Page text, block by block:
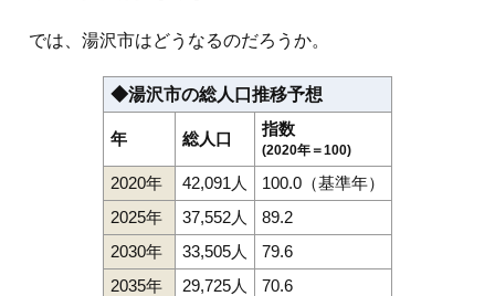
では、湯沢市はどうなるのだろうか。
◆湯沢市の総人口推移予想
年 総人口
指数
(2020年＝100)
2020年 42,091人
100.0（基準年）
2025年
37,552人
89.2
2030年
33,505人
79.6
2035年
29,725人
70.6